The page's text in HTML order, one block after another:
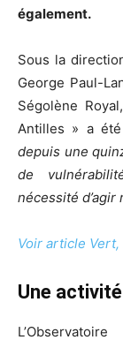
également.
Sous la
George Paul-
Ségolène
Antilles » a
depuis une
de
nécessité d’agir
Voir article Vert,
Une